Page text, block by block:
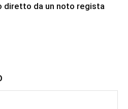
diretto da un noto regista